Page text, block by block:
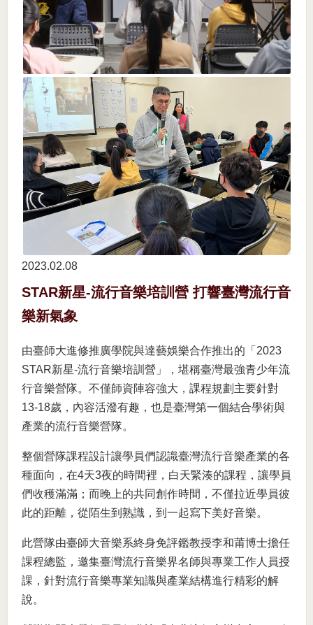
2023.02 08
STAR新星-流行音樂培訓營 打響臺灣流行音
樂新氣象
由臺師大進修推廣學院與達藝娛樂合作推出的「2023
STAR新星-流行音樂培訓營」，堪稱臺灣最強青少年流
行音樂營隊。不僅師資陣容強大，課程規劃主要針對
13-18歲，內容活潑有趣，也是臺灣第一個結合學術與
產業的流行音樂營隊。
整個營隊課程設計讓學員們認識臺灣流行音樂產業的各
種面向，在4天3夜的時間裡，白天緊湊的課程，讓學員
們收穫滿滿；而晚上的共同創作時間，不僅拉近學員彼
此的距離，從陌生到熟識，到一起寫下美好音樂。
此營隊由臺師大音樂系終身免評鑑教授李和莆博士擔任
課程總監，邀集臺灣流行音樂界名師與專業工作人員授
課，針對流行音樂專業知識與產業結構進行精彩的解
說。